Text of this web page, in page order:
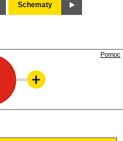
Schematy
Pomoc